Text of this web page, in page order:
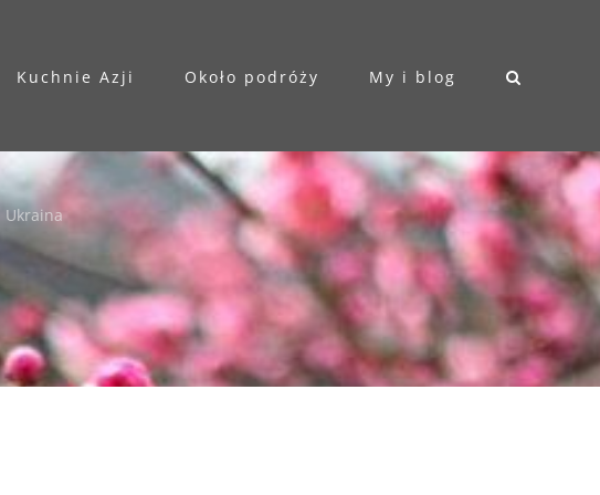
Kuchnie Azji Około podróży My i blog
Ukraina